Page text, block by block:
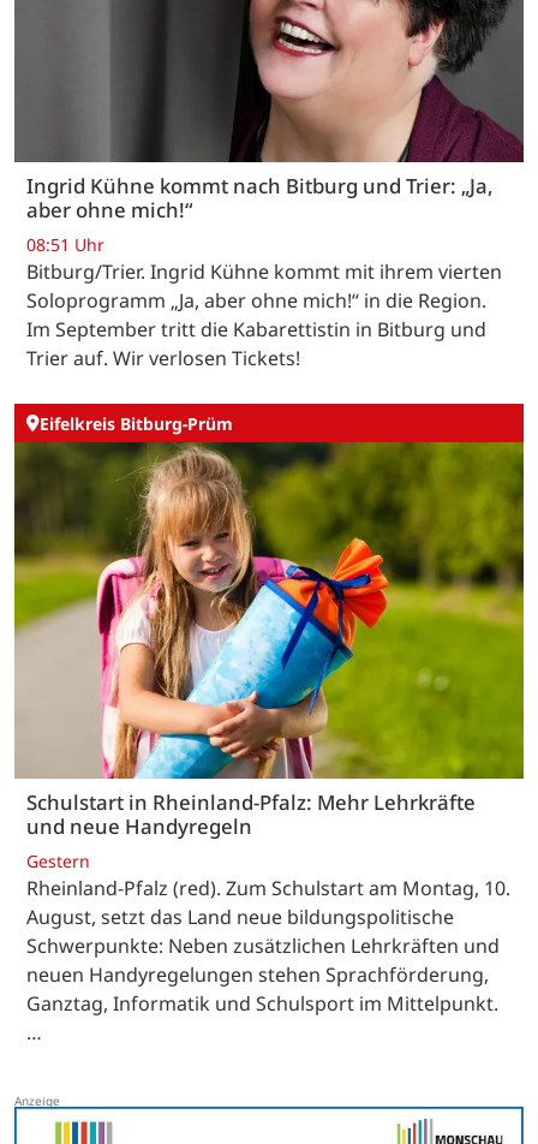
Ingrid Kühne kommt nach Bitburg und Trier: „Ja,
aber ohne mich!“
08:51 Uhr
Bitburg/Trier. Ingrid Kühne kommt mit ihrem vierten
Soloprogramm „Ja, aber ohne mich!“ in die Region.
Im September tritt die Kabarettistin in Bitburg und
Trier auf. Wir verlosen Tickets!
Eifelkreis Bitburg-Prüm
Schulstart in Rheinland-Pfalz: Mehr Lehrkräfte
und neue Handyregeln
Gestern
Rheinland-Pfalz (red). Zum Schulstart am Montag, 10.
August, setzt das Land neue bildungspolitische
Schwerpunkte: Neben zusätzlichen Lehrkräften und
neuen Handyregelungen stehen Sprachförderung,
Ganztag, Informatik und Schulsport im Mittelpunkt.
…